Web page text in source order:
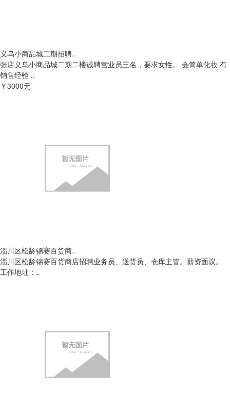
义乌小商品城二期招聘..
张店义乌小商品城二期二楼诚聘营业员三名，要求女性。 会简单化妆 有
销售经验 ..
￥3000元
淄川区松龄锦赛百货商..
淄川区松龄锦赛百货商店招聘业务员、送货员、仓库主管。薪资面议。
工作地址：..